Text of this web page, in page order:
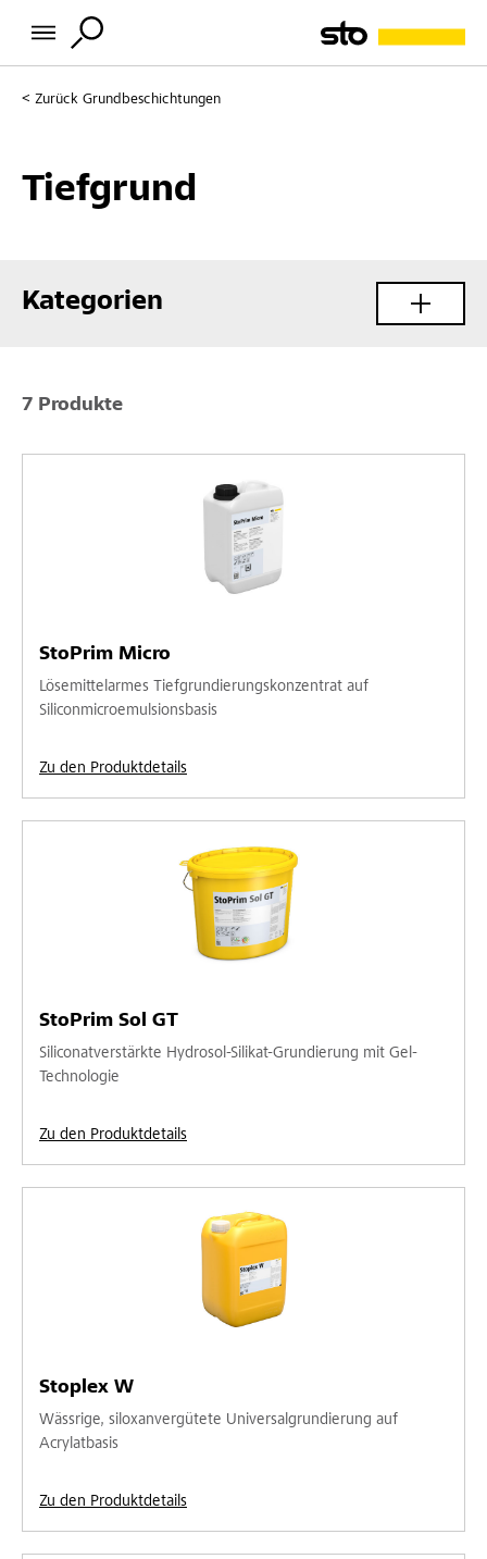
Zurück Grundbeschichtungen
Tiefgrund
Kategorien
7 Produkte
StoPrim Micro
Lösemittelarmes Tiefgrundierungskonzentrat auf
Siliconmicroemulsionsbasis
Zu den Produktdetails
StoPrim Sol GT
Siliconatverstärkte Hydrosol-Silikat-Grundierung mit Gel-
Technologie
Zu den Produktdetails
Stoplex W
Wässrige, siloxanvergütete Universalgrundierung auf
Acrylatbasis
Zu den Produktdetails